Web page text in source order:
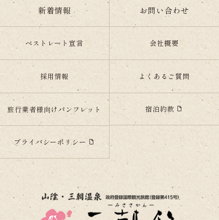
新着情報 お問い合わせ
ベストレート宣言 会社概要
採用情報 よくあるご質問
旅行業者様向けパンフレット 宿泊約款
プライバシーポリシー